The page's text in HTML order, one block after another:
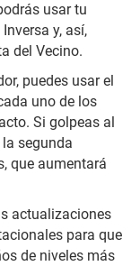
usar tu
y, así,
del Vecino.
puedes usar el
uno de los
Si golpeas al
segunda
que aumentará
actualizaciones
para que
de niveles más